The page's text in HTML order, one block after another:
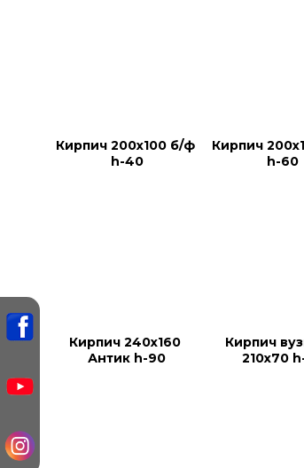
Кирпич 200х100 б/ф
h-40
Кирпич
h-60
Кирпич 240х160
Антик h-90
Кирпич
210х70